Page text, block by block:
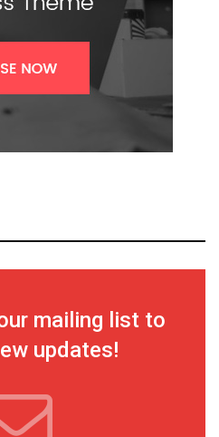
mailing list to
updates!